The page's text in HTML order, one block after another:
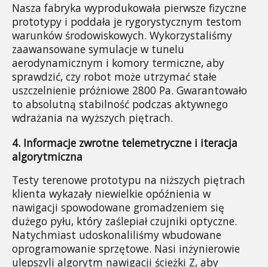
Nasza fabryka wyprodukowała pierwsze fizyczne
prototypy i poddała je rygorystycznym testom
warunków środowiskowych. Wykorzystaliśmy
zaawansowane symulacje w tunelu
aerodynamicznym i komory termiczne, aby
sprawdzić, czy robot może utrzymać stałe
uszczelnienie próżniowe 2800 Pa. Gwarantowało
to absolutną stabilność podczas aktywnego
wdrażania na wyższych piętrach.
4. Informacje zwrotne telemetryczne i iteracja
algorytmiczna
Testy terenowe prototypu na niższych piętrach
klienta wykazały niewielkie opóźnienia w
nawigacji spowodowane gromadzeniem się
dużego pyłu, który zaślepiał czujniki optyczne.
Natychmiast udoskonaliliśmy wbudowane
oprogramowanie sprzętowe. Nasi inżynierowie
ulepszyli algorytm nawigacji ścieżki Z, aby